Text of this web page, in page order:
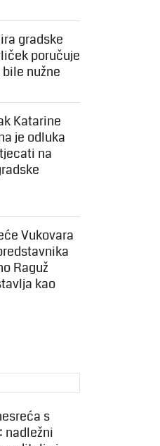
gradske
poručuje
nužne
Katarine
je odluka
na
Vukovara
Raguž
kao
s
nadležni